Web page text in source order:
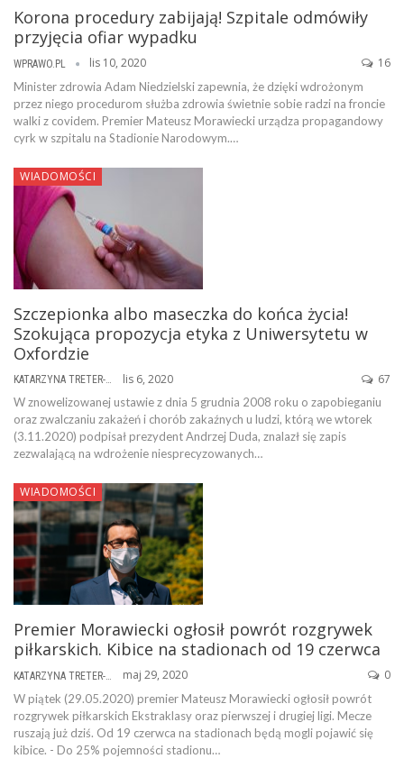
Korona procedury zabijają! Szpitale odmówiły
przyjęcia ofiar wypadku
WPRAWO.PL lis 10, 2020 16
Minister zdrowia Adam Niedzielski zapewnia, że dzięki wdrożonym
przez niego procedurom służba zdrowia świetnie sobie radzi na froncie
walki z covidem. Premier Mateusz Morawiecki urządza propagandowy
cyrk w szpitalu na Stadionie Narodowym.…
WIADOMOŚCI
Szczepionka albo maseczka do końca życia!
Szokująca propozycja etyka z Uniwersytetu w
Oxfordzie
KATARZYNA TRETER-SIERPIŃSKA lis 6, 2020 67
W znowelizowanej ustawie z dnia 5 grudnia 2008 roku o zapobieganiu
oraz zwalczaniu zakażeń i chorób zakaźnych u ludzi, którą we wtorek
(3.11.2020) podpisał prezydent Andrzej Duda, znalazł się zapis
zezwalającą na wdrożenie niesprecyzowanych…
WIADOMOŚCI
Premier Morawiecki ogłosił powrót rozgrywek
piłkarskich. Kibice na stadionach od 19 czerwca
maj 29, 2020 0
W piątek (29.05.2020) premier Mateusz Morawiecki ogłosił powrót
rozgrywek piłkarskich Ekstraklasy oraz pierwszej i drugiej ligi. Mecze
ruszają już dziś. Od 19 czerwca na stadionach będą mogli pojawić się
kibice. - Do 25% pojemności stadionu…